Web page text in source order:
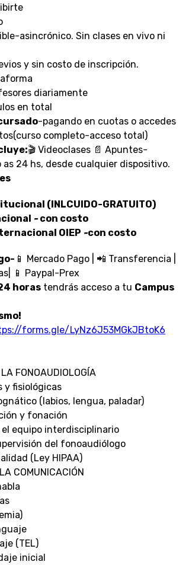
asincrónico. Sin clases en vivo ni
y sin costo de inscripción.
diariamente
en total
-pagando en cuotas o accedes
completo-acceso total)
🎬 Videoclases 📄 Apuntes-
as 24 hs, desde cualquier dispositivo.
(INLCUIDO-GRATUITO)
- con costo
OIEP -con costo
📱 Mercado Pago | 📲 Transferencia |
📱 Paypal-Prex
horas tendrás acceso a tu Campus
forms.gle/LyNz6J53MGkJBtoK6
FONOAUDIOLOGÍA
y fisiológicas
(labios, lengua, paladar)
y fonación
el equipo interdisciplinario
del fonoaudiólogo
(Ley HIPAA)
COMUNICACIÓN
(TEL)
inicial